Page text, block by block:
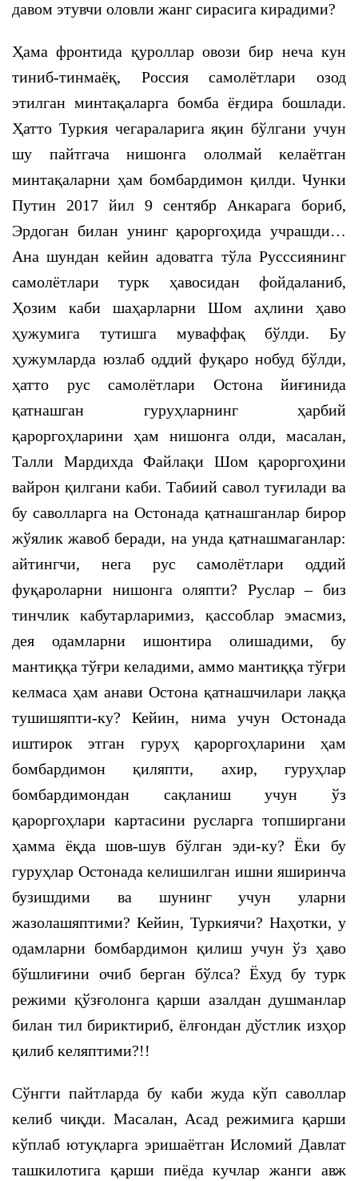
давом этувчи оловли жанг сирасига кирадими?
Ҳама фронтида қуроллар овози бир неча кун
тиниб-тинмаёқ, Россия самолётлари озод
этилган минтақаларга бомба ёғдира бошлади.
Ҳатто Туркия чегараларига яқин бўлгани учун
шу пайтгача нишонга ололмай келаётган
минтақаларни ҳам бомбардимон қилди. Чунки
Путин 2017 йил 9 сентябр Анкарага бориб,
Эрдоган билан унинг қароргоҳида учрашди…
Ана шундан кейин адоватга тўла Русссиянинг
самолётлари турк ҳавосидан фойдаланиб,
Ҳозим каби шаҳарларни Шом аҳлини ҳаво
ҳужумига тутишга муваффақ бўлди. Бу
ҳужумларда юзлаб оддий фуқаро нобуд бўлди,
ҳатто рус самолётлари Остона йиғинида
қатнашган гуруҳларнинг ҳарбий
қароргоҳларини ҳам нишонга олди, масалан,
Талли Мардихда Файлақи Шом қароргоҳини
вайрон қилгани каби. Табиий савол туғилади ва
бу саволларга на Остонада қатнашганлар бирор
жўялик жавоб беради, на унда қатнашмаганлар:
айтингчи, нега рус самолётлари оддий
фуқароларни нишонга оляпти? Руслар – биз
тинчлик кабутарларимиз, қассоблар эмасмиз,
дея одамларни ишонтира олишадими, бу
мантиққа тўғри келадими, аммо мантиққа тўғри
келмаса ҳам анави Остона қатнашчилари лаққа
тушишяпти-ку? Кейин, нима учун Остонада
иштирок этган гуруҳ қароргоҳларини ҳам
бомбардимон қиляпти, ахир, гуруҳлар
бомбардимондан сақланиш учун ўз
қароргоҳлари картасини русларга топширгани
ҳамма ёқда шов-шув бўлган эди-ку? Ёки бу
гуруҳлар Остонада келишилган ишни яширинча
бузишдими ва шунинг учун уларни
жазолашяптими? Кейин, Туркиячи? Наҳотки, у
одамларни бомбардимон қилиш учун ўз ҳаво
бўшлиғини очиб берган бўлса? Ёхуд бу турк
режими қўзғолонга қарши азалдан душманлар
билан тил бириктириб, ёлғондан дўстлик изҳор
қилиб келяптими?!!
Сўнгги пайтларда бу каби жуда кўп саволлар
келиб чиқди. Масалан, Асад режимига қарши
кўплаб ютуқларга эришаётган Исломий Давлат
ташкилотига қарши пиёда кучлар жанги авж